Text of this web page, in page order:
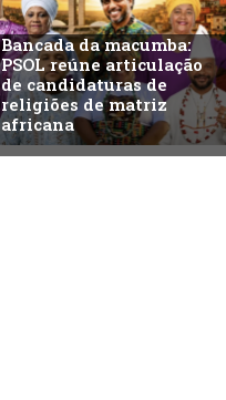
Bancada da macumba:
PSOL reúne articulação
de candidaturas de
religiões de matriz
africana